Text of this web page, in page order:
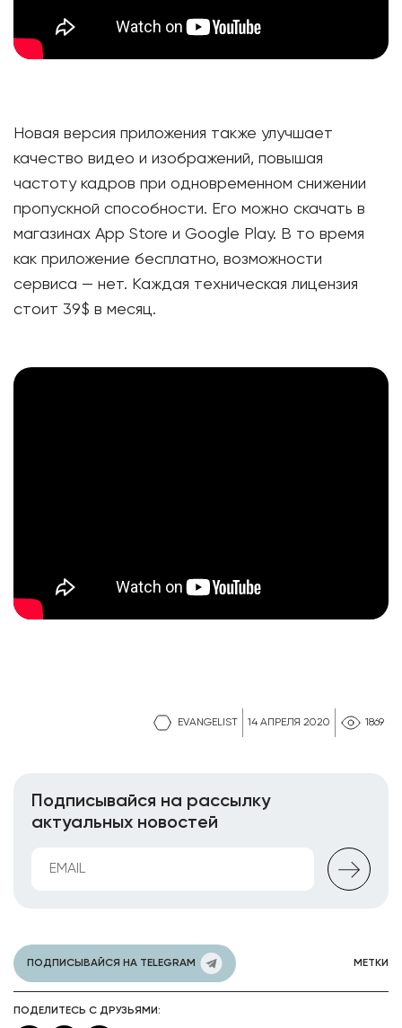
EVANGELIST 14 АПРЕЛЯ 2020 1869
Новая версия приложения также улучшает
качество видео и изображений, повышая
частоту кадров при одновременном снижении
пропускной способности. Его можно скачать в
магазинах App Store и Google Play. В то время
как приложение бесплатно, возможности
сервиса — нет. Каждая техническая лицензия
стоит 39$ в месяц.
Подписывайся на рассылку
актуальных новостей
ПОДПИСЫВАЙСЯ НА TELEGRAM МЕТКИ
ПОДЕЛИТЕСЬ С ДРУЗЬЯМИ: